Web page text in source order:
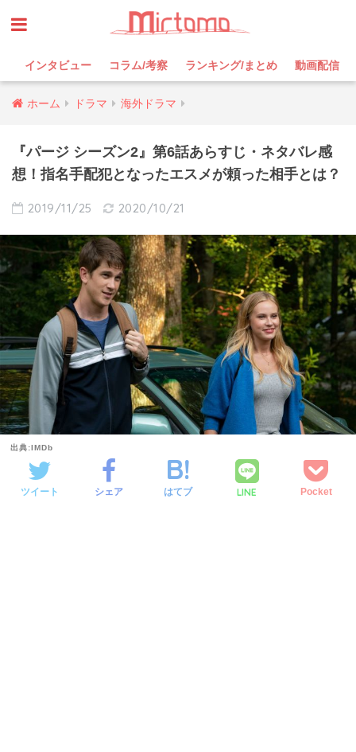
インタビュー コラム/考察 ランキング/まとめ 動画配信
ホーム ドラマ 海外ドラマ
『パージ シーズン2』第6話あらすじ・ネタバレ感
想！指名手配犯となったエスメが頼った相手とは？
2019/11/25 2020/10/21
出典:IMDb
ツイート シェア はてブ LINE Pocket